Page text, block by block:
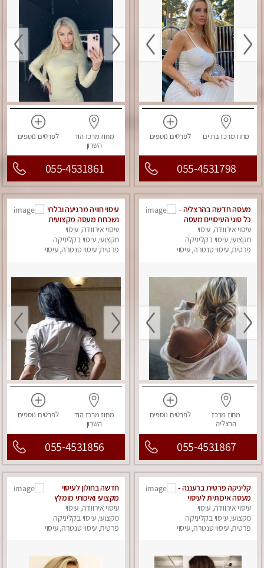
מחוז מרכזבת ים לפרטים נוספים
055-4531798
מחוז מרכזהוד
השרון
לפרטים נוספים
055-4531861
מעסה חדשה בהרצליה -
כל סוגי העיסויים מעסה
מקצועית ואיכותית
פרטי!!!מומלץ לחלוטין!!
אירוח ברמה אחרת
עיסוי אירוודה, עיסוי
מקצועי, עיסוי בקליניקה
פרטית, עיסוי טנטרה, עיסוי
מחוז מרכז
הרצליה
לפרטים נוספים
055-4531867
עיסוי חוויה מרגיעה ובלתי
נשכחת מעסה מקצועית
עיסוי אירוודה, עיסוי
מקצועי, עיסוי בקליניקה
פרטית, עיסוי טנטרה, עיסוי
מחוז מרכזהוד
השרון
לפרטים נוספים
055-4531856
קליניקה פרטית ברעננה -
מעסה איכותית לעיסוי
מקצועי ומפנק לכל שרירי
הגוף...
עיסוי אירוודה, עיסוי
מקצועי, עיסוי בקליניקה
פרטית, עיסוי טנטרה, עיסוי
חדשה בחולון לעיסוי
מקצועי ואיכותי מומלץ
מאוד!! ממתינה לך
שתגיע
עיסוי אירוודה, עיסוי
מקצועי, עיסוי בקליניקה
פרטית, עיסוי טנטרה, עיסוי